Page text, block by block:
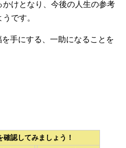
けとなり、今後の人生の参考
です。
手にする、一助になることを
認してみましょう！